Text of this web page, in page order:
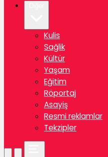
Kulis
Sağlik
Kültür
Yaşam
Eğitim
Röportaj
Asayiş
Resmi reklamlar
Tekzipler